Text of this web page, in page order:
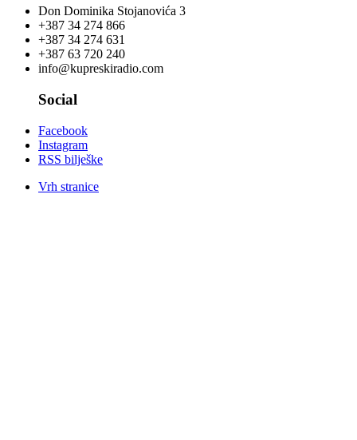
Don Dominika Stojanovića 3
+387 34 274 866
+387 34 274 631
+387 63 720 240
info@kupreskiradio.com
Social
Facebook
Instagram
RSS bilješke
Vrh stranice